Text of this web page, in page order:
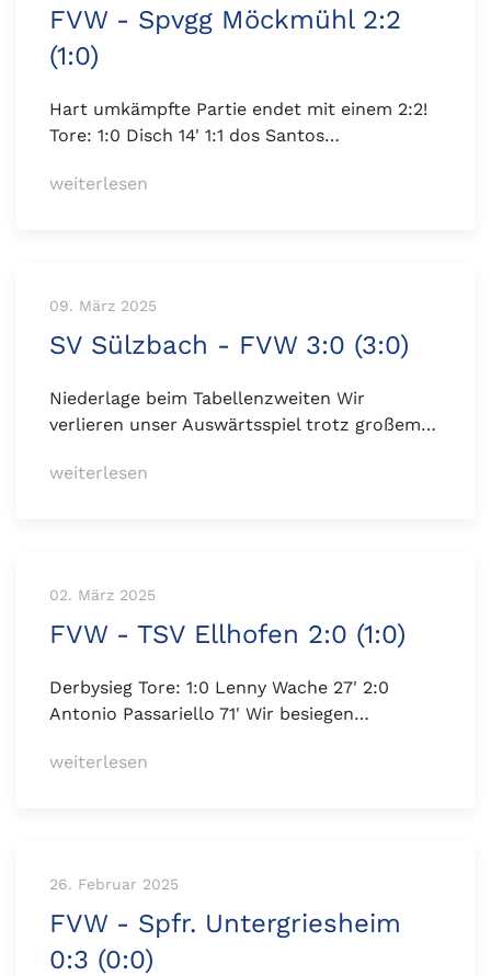
FVW - Spvgg Möckmühl 2:2
(1:0)
Hart umkämpfte Partie endet mit einem 2:2!
Tore: 1:0 Disch 14' 1:1 dos Santos…
weiterlesen
09. März 2025
SV Sülzbach - FVW 3:0 (3:0)
Niederlage beim Tabellenzweiten Wir
verlieren unser Auswärtsspiel trotz großem…
weiterlesen
02. März 2025
FVW - TSV Ellhofen 2:0 (1:0)
Derbysieg Tore: 1:0 Lenny Wache 27' 2:0
Antonio Passariello 71' Wir besiegen…
weiterlesen
26. Februar 2025
FVW - Spfr. Untergriesheim
0:3 (0:0)